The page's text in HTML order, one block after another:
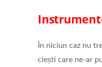
În niciun caz nu
clești care ne-ar